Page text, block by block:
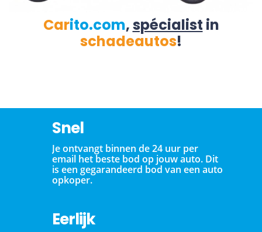
Carito.com,spécialist in
schadeautos!
Snel
Je ontvangt binnen de 24 uur per
email het beste bod op jouw auto. Dit
is een gegarandeerd bod van een auto
opkoper.
Eerlijk